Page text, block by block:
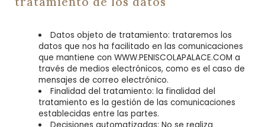
Datos objeto de tratamiento: trataremos los
datos que nos ha facilitado en las comunicaciones
que mantiene con WWW.PENISCOLAPALACE.COM a
través de medios electrónicos, como es el caso de
mensajes de correo electrónico.
Finalidad del tratamiento: la finalidad del
tratamiento es la gestión de las comunicaciones
establecidas entre las partes.